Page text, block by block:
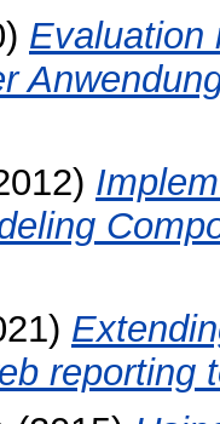
Evaluation
reporting